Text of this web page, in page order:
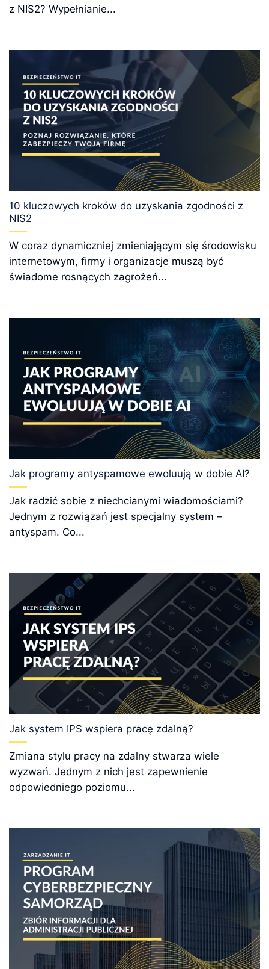
z NIS2? Wypełnianie...
10 kluczowych kroków do uzyskania zgodności z
NIS2
W coraz dynamiczniej zmieniającym się środowisku
internetowym, firmy i organizacje muszą być
świadome rosnących zagrożeń...
Jak programy antyspamowe ewoluują w dobie AI?
Jak radzić sobie z niechcianymi wiadomościami?
Jednym z rozwiązań jest specjalny system –
antyspam. Co...
Jak system IPS wspiera pracę zdalną?
Zmiana stylu pracy na zdalny stwarza wiele
wyzwań. Jednym z nich jest zapewnienie
odpowiedniego poziomu...